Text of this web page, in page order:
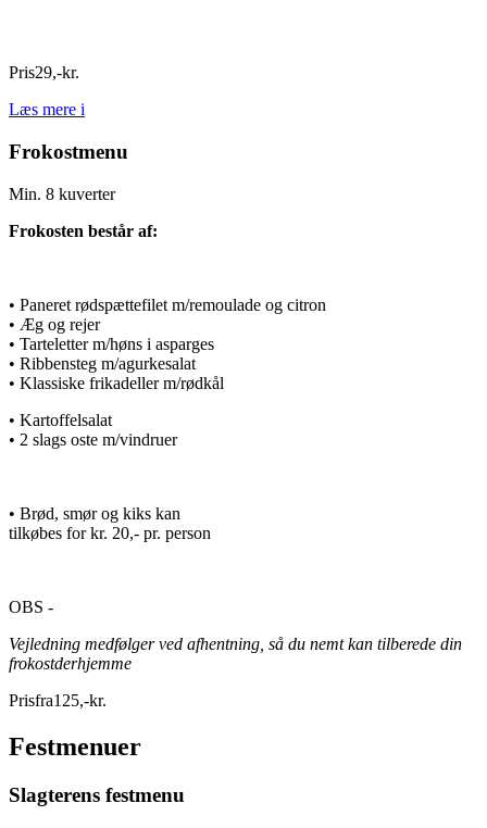
Pris29,-kr.
Læs mere i
Frokostmenu
Min. 8 kuverter
Frokosten består af:
• Paneret rødspættefilet m/remoulade og citron
• Æg og rejer
• Tarteletter m/høns i asparges
• Ribbensteg m/agurkesalat
• Klassiske frikadeller m/rødkål
• Kartoffelsalat
• 2 slags oste m/vindruer
• Brød, smør og kiks kan
tilkøbes for kr. 20,- pr. person
OBS -
Vejledning medfølger ved afhentning, så du nemt kan tilberede din
frokostderhjemme
Prisfra125,-kr.
Festmenuer
Slagterens festmenu